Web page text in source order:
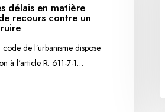
délais en matière
recours contre un
de l’urbanisme dispose
à l'article R. 611-7-1…